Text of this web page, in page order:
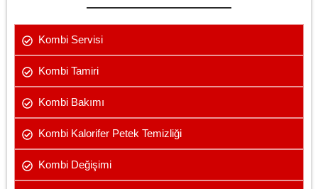
Kombi Servisi
Kombi Tamiri
Kombi Bakımı
Kombi Kalorifer Petek Temizliği
Kombi Değişimi